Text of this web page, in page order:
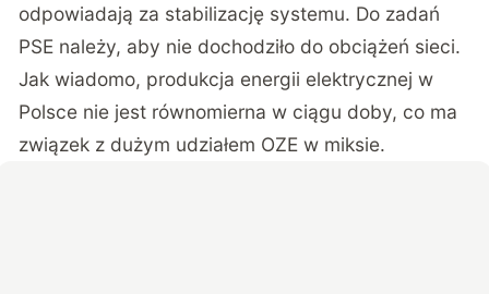
odpowiadają za stabilizację systemu. Do zadań
PSE należy, aby nie dochodziło do obciążeń sieci.
Jak wiadomo, produkcja energii elektrycznej w
Polsce nie jest równomierna w ciągu doby, co ma
związek z dużym udziałem OZE w miksie.